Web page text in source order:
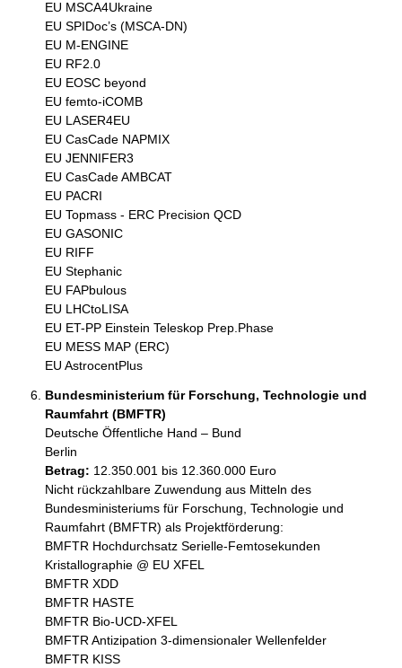
EU MSCA4Ukraine
EU SPIDoc’s (MSCA-DN)
EU M-ENGINE
EU RF2.0
EU EOSC beyond
EU femto-iCOMB
EU LASER4EU
EU CasCade NAPMIX
EU JENNIFER3
EU CasCade AMBCAT
EU PACRI
EU Topmass - ERC Precision QCD
EU GASONIC
EU RIFF
EU Stephanic
EU FAPbulous
EU LHCtoLISA
EU ET-PP Einstein Teleskop Prep.Phase
EU MESS MAP (ERC)
EU AstrocentPlus
Bundesministerium für Forschung, Technologie und
Raumfahrt (BMFTR)
Deutsche Öffentliche Hand – Bund
Berlin
Betrag: 12.350.001 bis 12.360.000 Euro
Nicht rückzahlbare Zuwendung aus Mitteln des
Bundesministeriums für Forschung, Technologie und
Raumfahrt (BMFTR) als Projektförderung:
BMFTR Hochdurchsatz Serielle-Femtosekunden
Kristallographie @ EU XFEL
BMFTR XDD
BMFTR HASTE
BMFTR Bio-UCD-XFEL
BMFTR Antizipation 3-dimensionaler Wellenfelder
BMFTR KISS